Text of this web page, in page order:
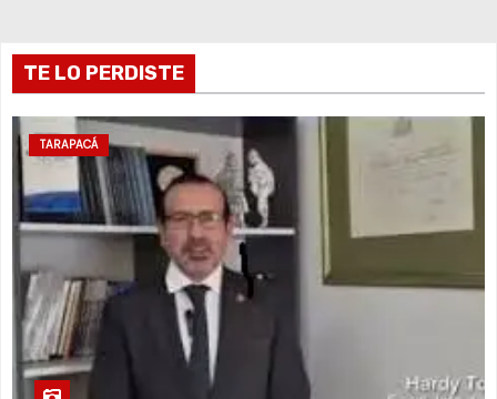
13 de agosto
Jueves
14 de agosto
Viernes 20°C
15 de agosto
Sábado 19°C
TE LO PERDISTE
TARAPACÁ